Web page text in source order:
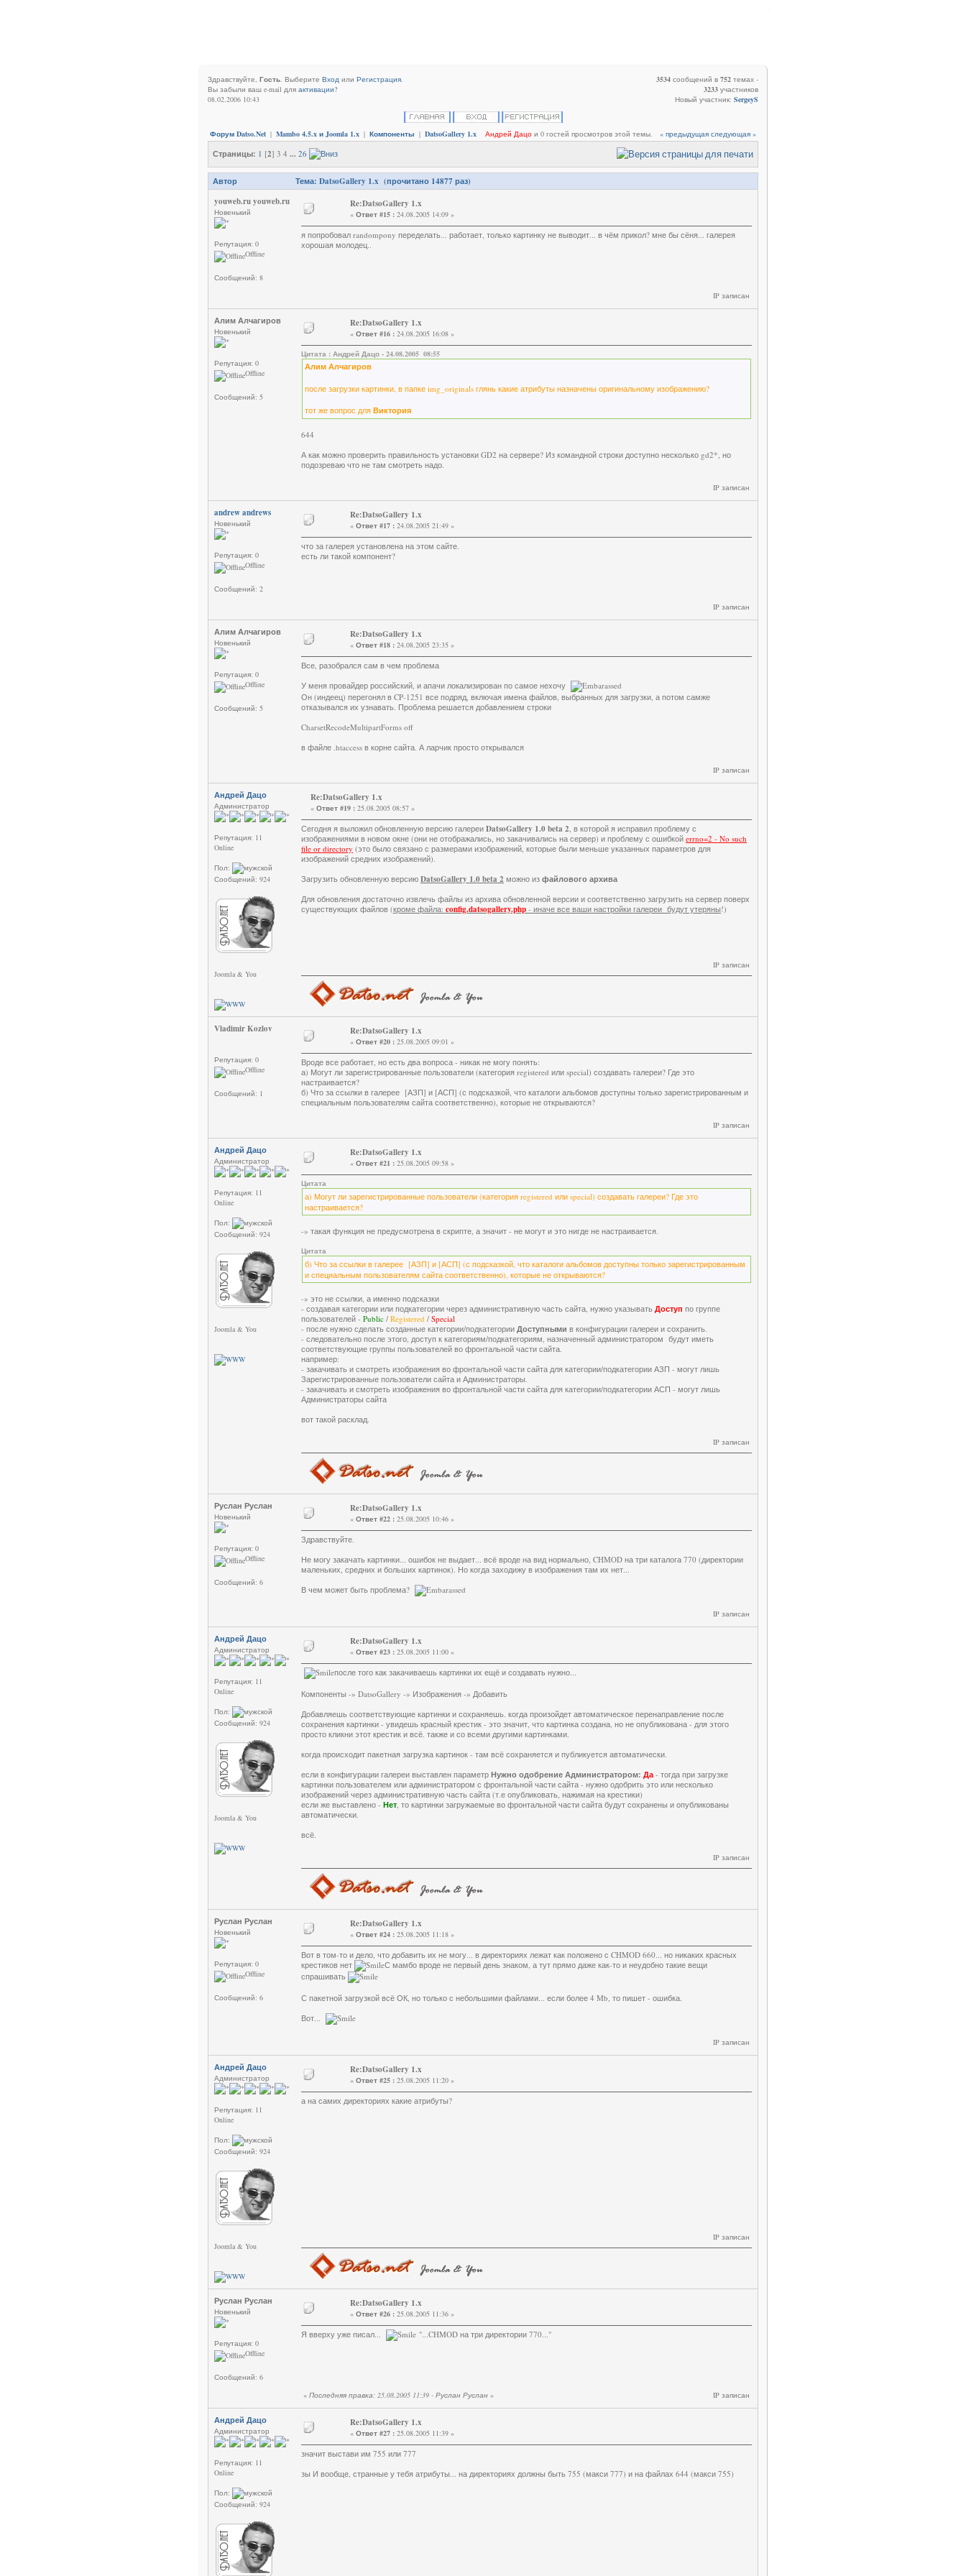
.
Здравствуйте, Гость. Выберите Вход или Регистрация.
Вы забыли ваш e-mail для активации?
08.02.2006 10:43
3534 сообщений в 752 темах -
3233 участников
Новый участник: SergeyS
Форум Datso.Net | Mambo 4.5.x и Joomla 1.x | Компоненты | DatsoGallery 1.x Андрей Дацои 0 гостей просмотров этой темы. « предыдущая следующая »
Страницы: 1 [2] 3 4 ... 26
Автор
Тема: DatsoGallery 1.x (прочитано 14877 раз)
youweb.ru youweb.ru
Новенький
Репутация: 0
Offline
Сообщений: 8
Re:DatsoGallery 1.x
« Ответ #15 : 24.08.2005 14:09 »
я попробовал randompony переделать... работает, только картинку не выводит... в чём прикол? мне бы сёня... галерея
хорошая молодец..
IP записан
Алим Алчагиров
Новенький
Репутация: 0
Offline
Сообщений: 5
Re:DatsoGallery 1.x
« Ответ #16 : 24.08.2005 16:08 »
Цитата : Андрей Дацо - 24.08.2005 08:55
Алим Алчагиров
после загрузки картинки, в папке img_originals глянь какие атрибуты назначены оригинальному изображению?
тот же вопрос для Виктория
644
А как можно проверить правильность установки GD2 на сервере? Из командной строки доступно несколько gd2*, но
подозреваю что не там смотреть надо.
IP записан
andrew andrews
Новенький
Репутация: 0
Offline
Сообщений: 2
Re:DatsoGallery 1.x
« Ответ #17 : 24.08.2005 21:49 »
что за галерея установлена на этом сайте.
есть ли такой компонент?
IP записан
Алим Алчагиров
Новенький
Репутация: 0
Offline
Сообщений: 5
Re:DatsoGallery 1.x
« Ответ #18 : 24.08.2005 23:35 »
Все, разобрался сам в чем проблема
У меня провайдер российский, и апачи локализирован по самое нехочу
Он (индеец) перегонял в CP-1251 все подряд, включая имена файлов, выбранных для загрузки, а потом самже
отказывался их узнавать. Проблема решается добавлением строки
CharsetRecodeMultipartForms off
в файле .htaccess в корне сайта. А ларчик просто открывался
IP записан
Андрей Дацо
Администратор
Репутация: 11
Online
Пол:
Сообщений: 924
Joomla & You
Re:DatsoGallery 1.x
« Ответ #19 : 25.08.2005 08:57 »
Сегодня я выложил обновленную версию галереи DatsoGallery 1.0 beta 2, в которой я исправил проблему с
изображениями в новом окне (они не отображались, но закачивались на сервер) и проблему с ошибкой errno=2 - No such
file or directory (это было связано с размерами изображений, которые были меньше указанных параметров для
изображений средних изображений).
Загрузить обновленную версию DatsoGallery 1.0 beta 2 можно из файлового архива
Для обновления достаточно извлечь файлы из архива обновленной версии и соответственно загрузить на сервер поверх
существующих файлов (кроме файла: config.datsogallery.php - иначе все ваши настройки галереи будут утеряны!)
IP записан
Vladimir Kozlov
Репутация: 0
Offline
Сообщений: 1
Re:DatsoGallery 1.x
« Ответ #20 : 25.08.2005 09:01 »
Вроде все работает, но есть два вопроса - никак не могу понять:
а) Могут ли зарегистрированные пользователи (категория registered или special) создавать галереи? Где это
настраивается?
б) Что за ссылки в галерее [АЗП] и [АСП] (с подсказкой, что каталоги альбомов доступны только зарегистрированным и
специальным пользователям сайта соответственно), которые не открываются?
IP записан
Андрей Дацо
Администратор
Репутация: 11
Online
Пол:
Сообщений: 924
Joomla & You
Re:DatsoGallery 1.x
« Ответ #21 : 25.08.2005 09:58 »
Цитата
а) Могут ли зарегистрированные пользователи (категория registered или special) создавать галереи? Где это
настраивается?
-» такая функция не предусмотрена в скрипте, а значит - не могут и это нигде не настраивается.
Цитата
б) Что за ссылки в галерее [АЗП] и [АСП] (с подсказкой, что каталоги альбомов доступны только зарегистрированным
и специальным пользователям сайта соответственно), которые не открываются?
-» это не ссылки, а именно подсказки
- создавая категории или подкатегории через административную часть сайта, нужно указывать Доступ по группе
пользователей - Public / Registered / Special
- после нужно сделать созданные категории/подкатегории Доступными в конфигурации галереи и сохранить.
- следовательно после этого, доступ к категориям/подкатегориям, назначенный администратором будут иметь
соответствующие группы пользователей во фронтальной части сайта.
например:
- закачивать и смотреть изображения во фронтальной части сайта для категории/подкатегории АЗП - могут лишь
Зарегистрированные пользователи сайта и Администраторы.
- закачивать и смотреть изображения во фронтальной части сайта для категории/подкатегории АСП - могут лишь
Администраторы сайта
вот такой расклад.
IP записан
Руслан Руслан
Новенький
Репутация: 0
Offline
Сообщений: 6
Re:DatsoGallery 1.x
« Ответ #22 : 25.08.2005 10:46 »
Здравствуйте.
Не могу закачать картинки... ошибок не выдает... всё вроде на вид нормально, CHMOD на три каталога 770 (директории
маленьких, средних и больших картинок). Но когда заходижу в изображения там их нет...
В чем может быть проблема?
IP записан
Андрей Дацо
Администратор
Репутация: 11
Online
Пол:
Сообщений: 924
Joomla & You
Re:DatsoGallery 1.x
« Ответ #23 : 25.08.2005 11:00 »
после того как закачиваешь картинки их ещё и создавать нужно...
Компоненты -» DatsoGallery -» Изображения -» Добавить
Добавляешь соответствующие картинки и сохраняешь. когда произойдет автоматическое перенаправление после
сохранения картинки - увидешь красный крестик - это значит, что картинка создана, но не опубликована - для этого
просто кликни этот крестик и всё. также и со всеми другими картинками.
когда происходит пакетная загрузка картинок - там всё сохраняется и публикуется автоматически.
если в конфигурации галереи выставлен параметр Нужно одобрение Администратором: Да- тогда при загрузке
картинки пользователем или администратором с фронтальной части сайта - нужно одобрить это или несколько
изображений через административную часть сайта (т.е опубликовать, нажимая на крестики)
если же выставлено - Нет, то картинки загружаемые во фронтальной части сайта будут сохранены и опубликованы
автоматически.
всё.
IP записан
Руслан Руслан
Новенький
Репутация: 0
Offline
Сообщений: 6
Re:DatsoGallery 1.x
« Ответ #24 : 25.08.2005 11:18 »
Вот в том-то и дело, что добавить их не могу... в директориях лежат как положено с CHMOD 660... но никаких красных
крестиков нет
С мамбо вроде не первый день знаком, а тут прямо даже как-то и неудобно такие вещи
спрашивать
С пакетной загрузкой всё ОК, но только с небольшими файлами... если более 4 Mb, то пишет - ошибка.
Вот...
IP записан
Андрей Дацо
Администратор
Репутация: 11
Online
Пол:
Сообщений: 924
Joomla & You
Re:DatsoGallery 1.x
« Ответ #25 : 25.08.2005 11:20 »
а на самих директориях какие атрибуты?
IP записан
Руслан Руслан
Новенький
Репутация: 0
Offline
Сообщений: 6
Re:DatsoGallery 1.x
« Ответ #26 : 25.08.2005 11:36 »
Я вверху уже писал... "...CHMOD на три директории 770..."
« Последняя правка: 25.08.2005 11:39 - Руслан Руслан » IP записан
Андрей Дацо
Администратор
Репутация: 11
Online
Пол:
Сообщений: 924
Re:DatsoGallery 1.x
« Ответ #27 : 25.08.2005 11:39 »
значит выстави им 755 или 777
зы И вообще, странные у тебя атрибуты... на директориях должны быть 755 (макси 777) и на файлах 644 (макси 755)